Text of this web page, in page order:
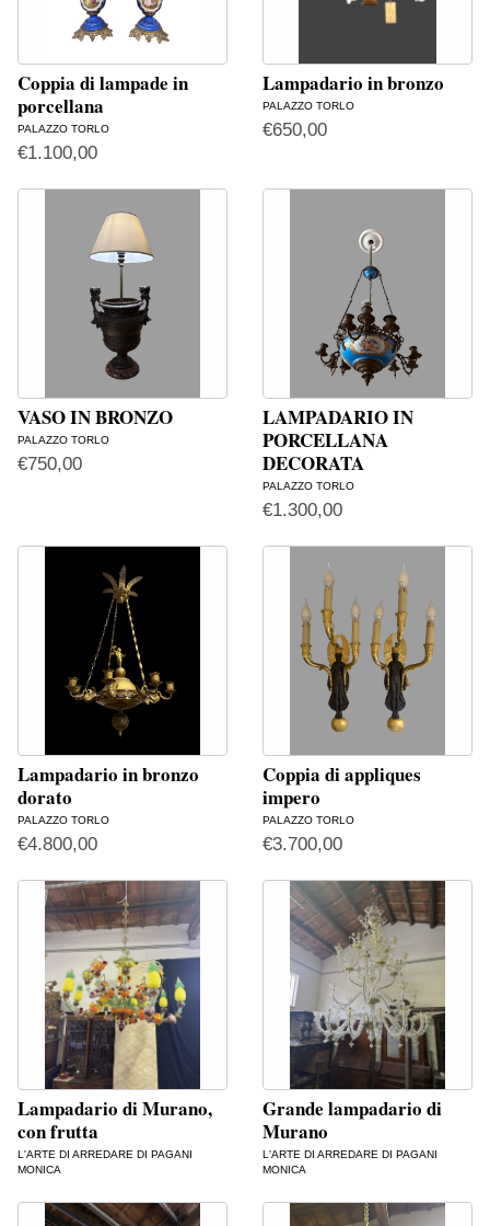
Coppia di lampade in
porcellana
PALAZZO TORLO
€1.100,00
Lampadario in bronzo
PALAZZO TORLO
€650,00
VASO IN BRONZO
PALAZZO TORLO
€750,00
LAMPADARIO IN
PORCELLANA
DECORATA
PALAZZO TORLO
€1.300,00
Lampadario in bronzo
dorato
PALAZZO TORLO
€4.800,00
Coppia di appliques
impero
PALAZZO TORLO
€3.700,00
Lampadario di Murano,
con frutta
L'ARTE DI ARREDARE DI PAGANI
MONICA
Grande lampadario di
Murano
L'ARTE DI ARREDARE DI PAGANI
MONICA